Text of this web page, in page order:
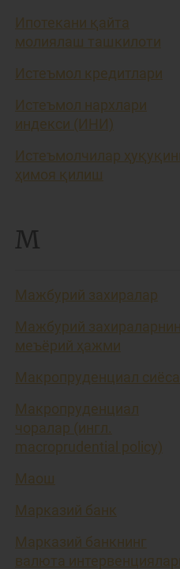
Ипотекани қайта
молиялаш ташкилоти
Истеъмол кредитлари
Истеъмол нархлари
индекси (ИНИ)
Истеъмолчилар
ҳимоя қилиш
М
Мажбурий захиралар
Мажбурий
меъёрий ҳажми
Макропруденциал
Макропруденциал
чоралар (ингл.
macroprudential policy)
Маош
Марказий банк
Марказий банкнинг
валюта